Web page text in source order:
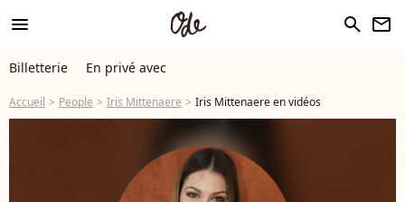
menu search newsletter
Billetterie En privé avec
Accueil People Iris Mittenaere Iris Mittenaere en vidéos